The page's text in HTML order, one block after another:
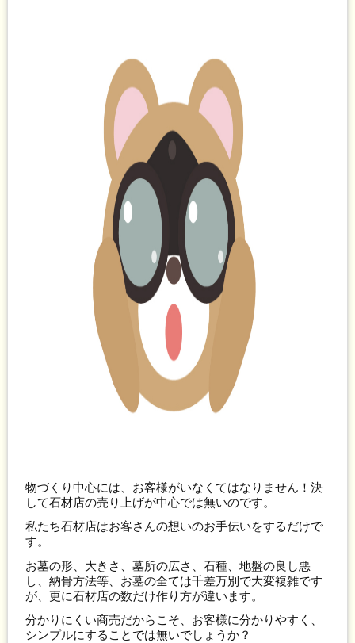
物づくり中心には、お客様がいなくてはなりません！決
して石材店の売り上げが中心では無いのです。
私たち石材店はお客さんの想いのお手伝いをするだけで
す。
お墓の形、大きさ、墓所の広さ、石種、地盤の良し悪
し、納骨方法等、お墓の全ては千差万別で大変複雑です
が、更に石材店の数だけ作り方が違います。
分かりにくい商売だからこそ、お客様に分かりやすく、
シンプルにすることでは無いでしょうか？